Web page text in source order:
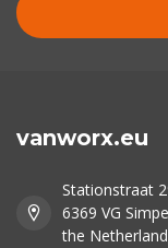
vanworx.eu
Stationstraat
6369 VG
the